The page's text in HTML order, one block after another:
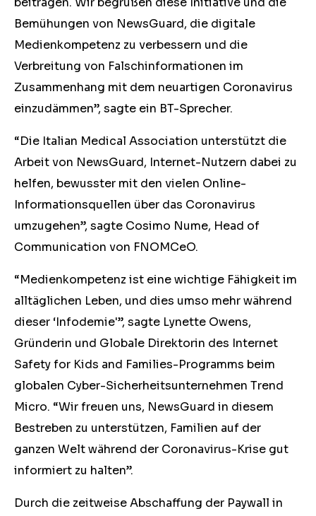
Bemühungen von NewsGuard, die digitale
Medienkompetenz zu verbessern und die
Verbreitung von Falschinformationen im
Zusammenhang mit dem neuartigen Coronavirus
einzudämmen”, sagte ein BT-Sprecher.
“Die Italian Medical Association unterstützt die
Arbeit von NewsGuard, Internet-Nutzern dabei zu
helfen, bewusster mit den vielen Online-
Informationsquellen über das Coronavirus
umzugehen”, sagte Cosimo Nume, Head of
Communication von FNOMCeO.
“Medienkompetenz ist eine wichtige Fähigkeit im
alltäglichen Leben, und dies umso mehr während
dieser ‘Infodemie'”, sagte Lynette Owens,
Gründerin und Globale Direktorin des Internet
Safety for Kids and Families-Programms beim
globalen Cyber-Sicherheitsunternehmen Trend
Micro. “Wir freuen uns, NewsGuard in diesem
Bestreben zu unterstützen, Familien auf der
ganzen Welt während der Coronavirus-Krise gut
informiert zu halten”.
Durch die zeitweise Abschaffung der Paywall in